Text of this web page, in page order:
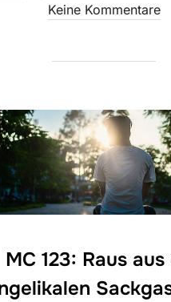
am
Keine Kommentare
MC 123: Raus